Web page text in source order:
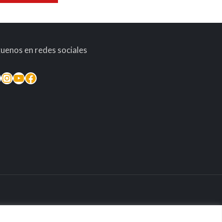
en redes sociales
Instagram
YouTube
Facebook